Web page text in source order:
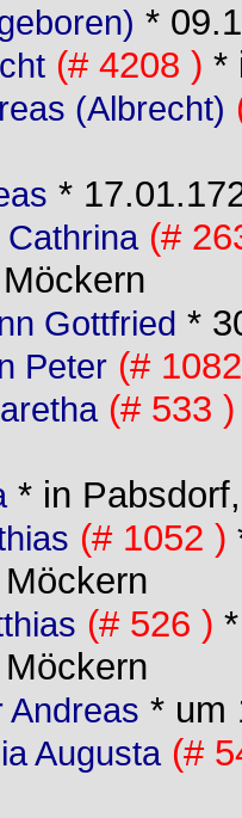
*
(# 4208 ) *
(Albrecht)
*
(#
Gottfried *
Peter (#
(# 533 )
* in
(# 1052 )
(# 526 )
Andreas * um
Augusta (#